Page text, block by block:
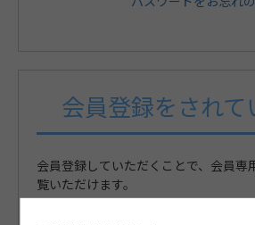
会員登録をされて
会員登録していただくことで、会員専
覧いただけます。